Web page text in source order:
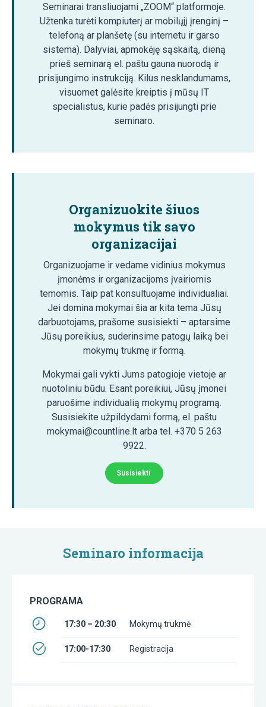
Seminarai transliuojami „ZOOM“ platformoje.
Užtenka turėti kompiuterį ar mobilųjį įrenginį –
telefoną ar planšetę (su internetu ir garso
sistema). Dalyviai, apmokėję sąskaitą, dieną
prieš seminarą el. paštu gauna nuorodą ir
prisijungimo instrukciją. Kilus nesklandumams,
visuomet galėsite kreiptis į mūsų IT
specialistus, kurie padės prisijungti prie
seminaro.
Organizuokite šiuos
mokymus tik savo
organizacijai
Organizuojame ir vedame vidinius mokymus
įmonėms ir organizacijoms įvairiomis
temomis. Taip pat konsultuojame individualiai.
Jei domina mokymai šia ar kita tema Jūsų
darbuotojams, prašome susisiekti – aptarsime
Jūsų poreikius, suderinsime patogų laiką bei
mokymų trukmę ir formą.
Mokymai gali vykti Jums patogioje vietoje ar
nuotoliniu būdu. Esant poreikiui, Jūsų įmonei
paruošime individualią mokymų programą.
Susisiekite užpildydami formą, el. paštu
mokymai@countline.lt arba tel. +370 5 263
9922.
Susisiekti
Seminaro informacija
PROGRAMA
17:30 – 20:30 Mokymų trukmė
17:00-17:30 Registracija